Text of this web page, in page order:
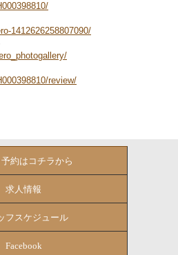
1412626258807090/
review/
約はコチラから
求人情報
フスケジュール
Facebook